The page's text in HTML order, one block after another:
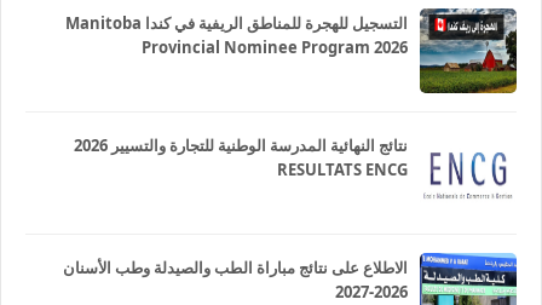
التسجيل للهجرة للمناطق الريفية في كندا Manitoba
Provincial Nominee Program 2026
نتائج النهائية المدرسة الوطنية للتجارة والتسيير 2026
RESULTATS ENCG
الاطلاع على نتائج مباراة الطب والصيدلة وطب الأسنان
2026-2027